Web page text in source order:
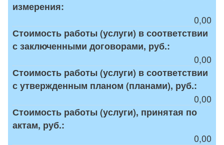
измерения:
0,00
Стоимость работы (услуги) в соответствии
с заключенными договорами, руб.:
0,00
Стоимость работы (услуги) в соответствии
с утвержденным планом (планами), руб.:
0,00
Стоимость работы (услуги), принятая по
актам, руб.:
0,00